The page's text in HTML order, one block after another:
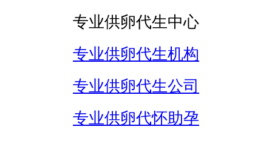
专业供卵代生中心
专业供卵代生机构
专业供卵代生公司
专业供卵代怀助孕